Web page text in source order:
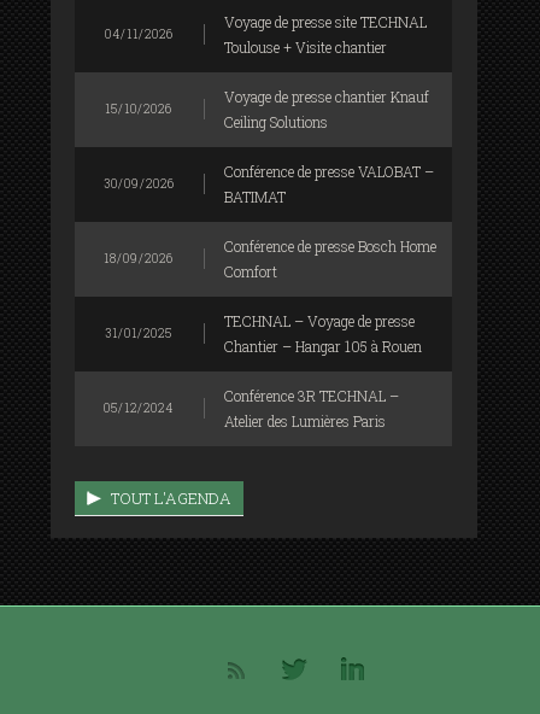
04/11/2026
Voyage de presse site TECHNAL
Toulouse + Visite chantier
15/10/2026
Voyage de presse chantier Knauf
Ceiling Solutions
30/09/2026
Conférence de presse VALOBAT –
BATIMAT
18/09/2026
Conférence de presse Bosch Home
Comfort
31/01/2025
TECHNAL – Voyage de presse
Chantier – Hangar 105 à Rouen
05/12/2024
Conférence 3R TECHNAL –
Atelier des Lumières Paris
TOUT L'AGENDA